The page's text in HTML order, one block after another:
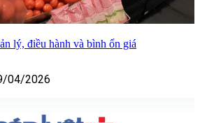
lý, điều hành và bình ổn giá
04/2026